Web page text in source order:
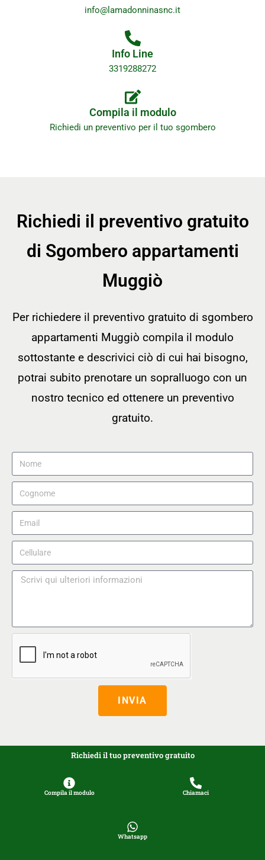
info@lamadonninasnc.it
Info Line
3319288272
Compila il modulo
Richiedi un preventivo per il tuo sgombero
Richiedi il preventivo gratuito
di Sgombero appartamenti
Muggiò
Per richiedere il preventivo gratuito di sgombero
appartamenti Muggiò compila il modulo
sottostante e descrivici ciò di cui hai bisogno,
potrai subito prenotare un sopralluogo con un
nostro tecnico ed ottenere un preventivo
gratuito.
INVIA
Richiedi il tuo preventivo gratuito
Compila il modulo Chiamaci
Whatsapp